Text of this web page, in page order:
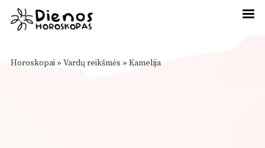
Horoskopai » Vardų reikšmės » Kamelija